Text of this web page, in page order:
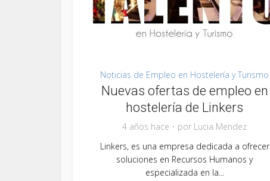
Noticias de Empleo en Hostelería y Turismo
Nuevas ofertas de empleo en
hostelería de Linkers
4 años hace por Lucia Mendez
Linkers, es una empresa dedicada a ofrecer
soluciones en Recursos Humanos y
especializada en la...